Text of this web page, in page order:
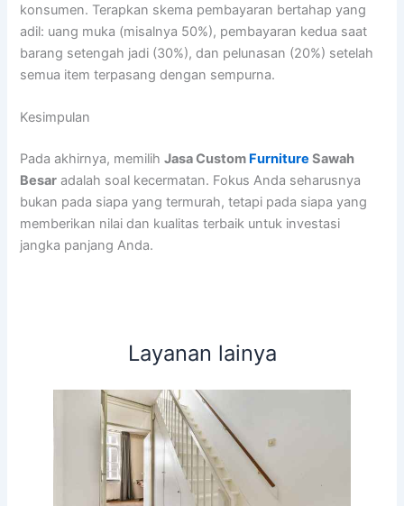
konsumen. Terapkan skema pembayaran bertahap yang
adil: uang muka (misalnya 50%), pembayaran kedua saat
barang setengah jadi (30%), dan pelunasan (20%) setelah
semua item terpasang dengan sempurna.
Kesimpulan
Pada akhirnya, memilihJasa Custom Furniture Sawah
Besar adalah soal kecermatan. Fokus Anda seharusnya
bukan pada siapa yang termurah, tetapi pada siapa yang
memberikan nilai dan kualitas terbaik untuk investasi
jangka panjang Anda.
Layanan lainya